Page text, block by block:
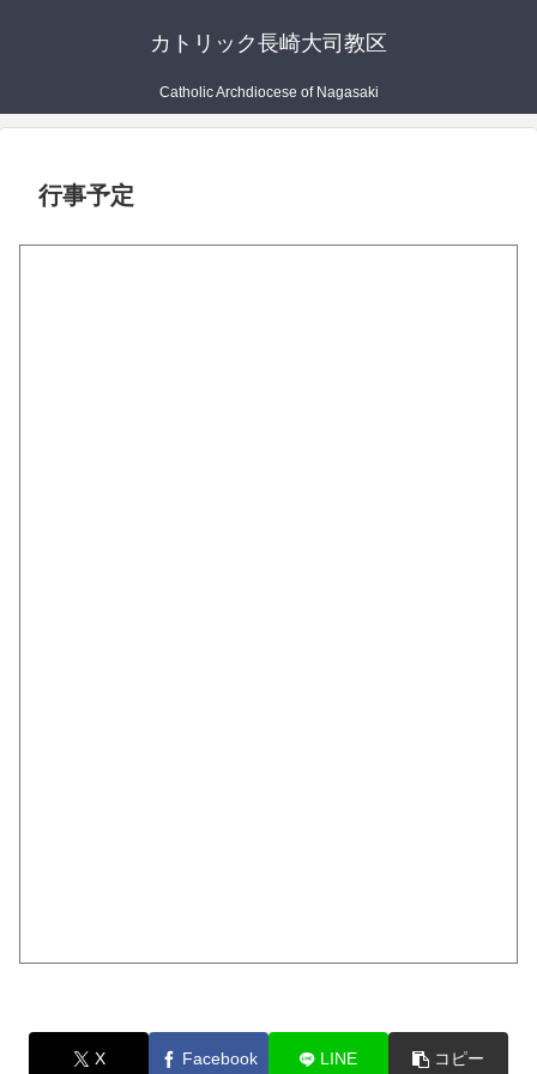
カトリック長崎大司教区
Catholic Archdiocese of Nagasaki
行事予定
X Facebook LINE コピー